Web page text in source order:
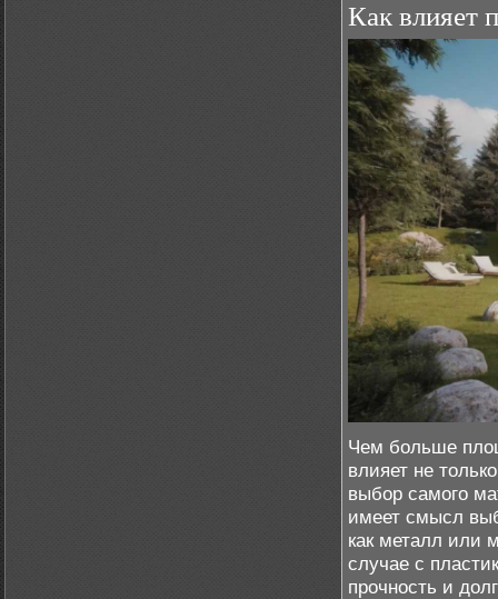
Как влияет
Чем больше
влияет не
выбор самого
имеет смысл
как металл или
случае с
прочность и